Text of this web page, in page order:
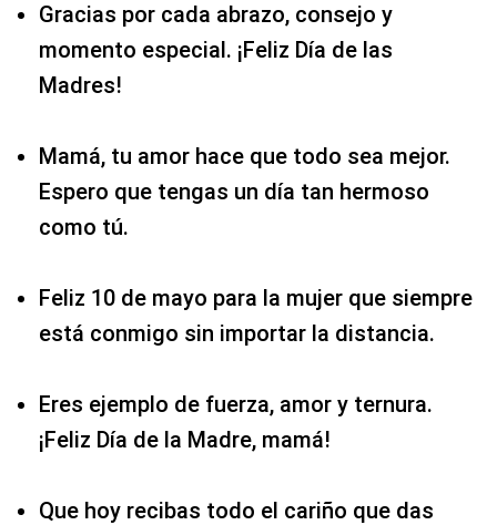
Gracias por cada abrazo, consejo y
momento especial. ¡Feliz Día de las
Madres!
Mamá, tu amor hace que todo sea mejor.
Espero que tengas un día tan hermoso
como tú.
Feliz 10 de mayo para la mujer que siempre
está conmigo sin importar la distancia.
Eres ejemplo de fuerza, amor y ternura.
¡Feliz Día de la Madre, mamá!
Que hoy recibas todo el cariño que das